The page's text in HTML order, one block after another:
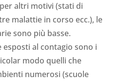
altri motivi (stati di
malattie in corso ecc.), le
sono più basse.
al contagio sono i
modo quelli che
numerosi (scuole